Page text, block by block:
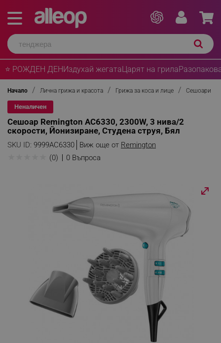
⭐ РОЖДЕН ДЕНИздухай жегатаЦарят на грила
Начало Лична грижа и красота Грижа за коса и лице Сешоари
Неналичен
Сешоар Remington AC6330, 2300W, 3 нива/2
скорости, Йонизиране, Студена струя, Бял
SKU ID: 9999AC6330 Виж още от Remington
(0) 0 Въпроса